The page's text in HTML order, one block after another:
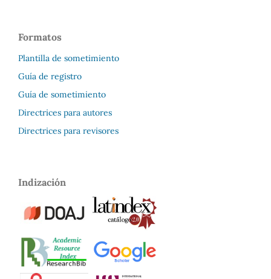
Formatos
Plantilla de sometimiento
Guía de registro
Guía de sometimiento
Directrices para autores
Directrices para revisores
Indización